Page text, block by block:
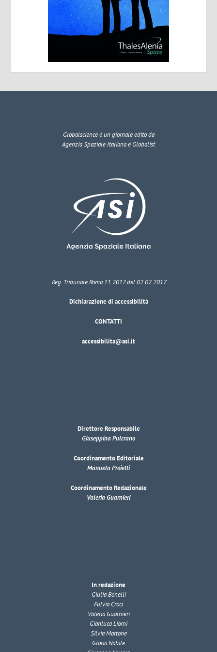
Globalscienceè un giornale edito da
Agenzia Spaziale Italiana e Globalist
Reg. Tribunale Roma 11.2017 del 02.02.2017
Dichiarazione di accessibilità
CONTATTI
accessibilita@asi.it
Direttore Responsabile
Giuseppina Pulcrano
Coordinamento Editoriale
Manuela Proietti
Coordinamento Redazionale
Valeria Guarnieri
In redazione
Giulia Bonelli
Fulvia Croci
Valeria Guarnieri
Gianluca Liorni
Silvia Martone
Gloria Nobile